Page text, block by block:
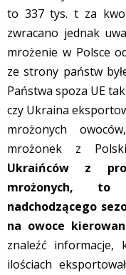
to 337 tys. t za
zwracano jednak
mrożenie w Polsce
ze strony państw
Państwa spoza UE
czy Ukraina
mrożonych
mrożonek z
Ukraińców z
mrożonych,
nadchodzącego
na owoce
znaleźć
ilościach